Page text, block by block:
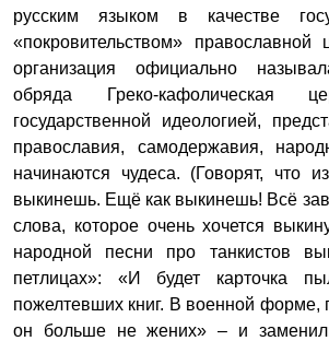
русским языком в качестве
«покровительством» православной
организация официально
обряда Греко-кафолическая
государственной идеологией,
православия, самодержавия,
начинаются чудеса. (Говорят, что
выкинешь. Ещё как выкинешь! Всё
слова, которое очень хочется
народной песни про танкистов
петлицах»: «И будет карточка
пожелтевших книг. В военной форме,
он больше не жених» – и